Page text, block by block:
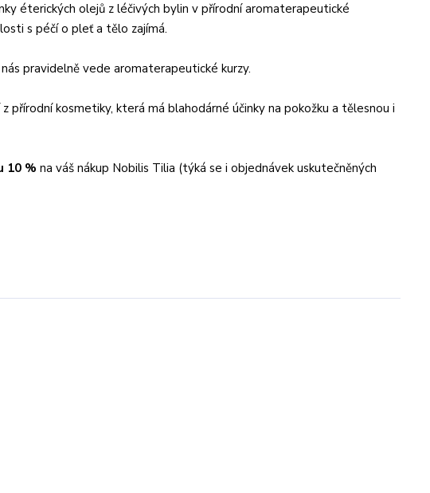
éterických olejů z léčivých bylin v přírodní aromaterapeutické
s péčí o pleť a tělo zajímá.
pravidelně vede aromaterapeutické kurzy.
kosmetiky, která má blahodárné účinky na pokožku a tělesnou i
10 % na váš nákup Nobilis Tilia (týká se i objednávek uskutečněných